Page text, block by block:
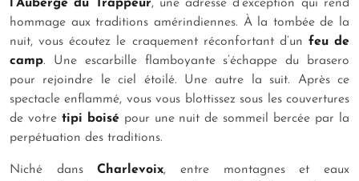
l’Auberge du Trappeur, une adresse d’exception qui rend
hommage aux traditions amérindiennes. À la tombée de la
nuit, vous écoutez le craquement réconfortant d’un feu de
camp. Une escarbille flamboyante s’échappe du brasero
pour rejoindre le ciel étoilé. Une autre la suit. Après ce
spectacle enflammé, vous vous blottissez sous les couvertures
de votretipi boisépour une nuit de sommeil bercée par la
perpétuation des traditions.
Niché dansCharlevoix, entre montagnes et eaux